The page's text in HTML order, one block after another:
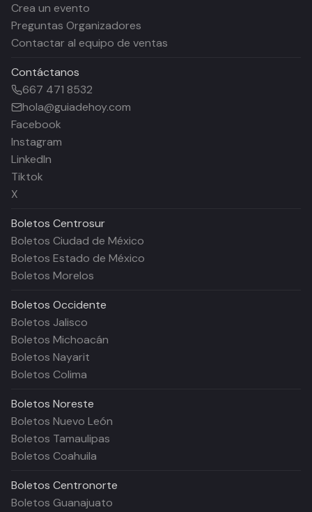
Crea un evento
Preguntas Organizadores
Contactar al equipo de ventas
Contáctanos
667 471 8532
hola@guiadehoy.com
Facebook
Instagram
LinkedIn
Tiktok
X
Boletos Centrosur
Boletos Ciudad de México
Boletos Estado de México
Boletos Morelos
Boletos Occidente
Boletos Jalisco
Boletos Michoacán
Boletos Nayarit
Boletos Colima
Boletos Noreste
Boletos Nuevo León
Boletos Tamaulipas
Boletos Coahuila
Boletos Centronorte
Boletos Guanajuato